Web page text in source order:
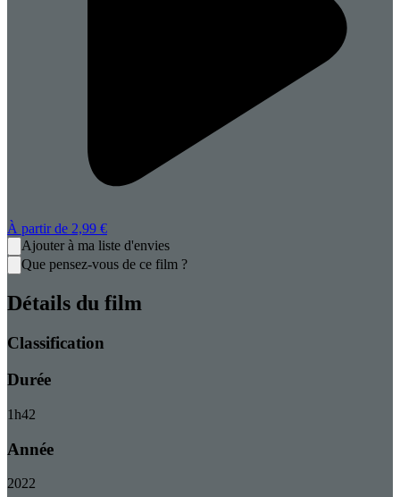
À partir de 2,99 €
Ajouter à ma liste d'envies
Que pensez-vous de ce film ?
Détails du film
Classification
Durée
1h42
Année
2022